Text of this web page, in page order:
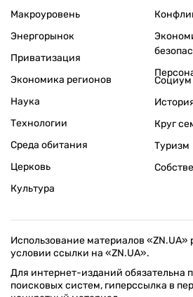
Макроуровень
Энергорынок
Приватизация
Экономика регионов
Наука
Технологии
Среда обитания
Церковь
Культура
Социум
Круг
Туризм
Использование материалов «ZN.UA»
условии ссылки на «ZN.UA».
Для интернет-изданий обязательна
поисковых систем, гиперссылка в